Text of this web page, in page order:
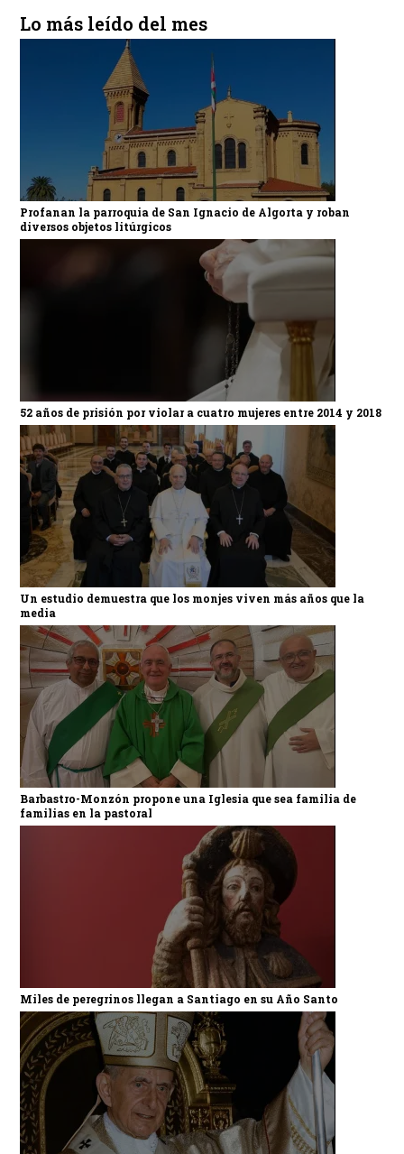
Lo más leído del mes
Profanan la parroquia de San Ignacio de Algorta y roban
diversos objetos litúrgicos
52 años de prisión por violar a cuatro mujeres entre 2014 y 2018
Un estudio demuestra que los monjes viven más años que la
media
Barbastro-Monzón propone una Iglesia que sea familia de
familias en la pastoral
Miles de peregrinos llegan a Santiago en su Año Santo